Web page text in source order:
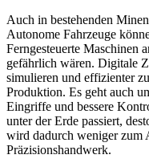
Auch in bestehenden
Autonome Fahrzeuge
Ferngesteuerte Maschinen
gefährlich wären. Digitale
simulieren und effizienter
Produktion. Es geht auch
Eingriffe und bessere
unter der Erde passiert,
wird dadurch weniger zum
Präzisionshandwerk.